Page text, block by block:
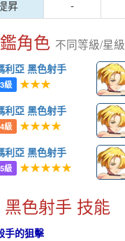
昇
-
角色 不同等級/星級
利亞 黑色射手
3級 ★★★
利亞 黑色射手
4級 ★★★★
利亞 黑色射手
5級 ★★★★★
色射手 技能
手的狙擊